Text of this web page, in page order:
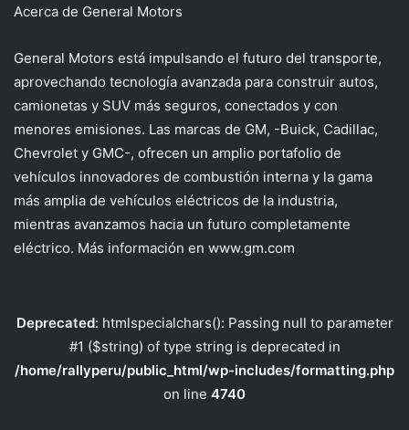
Acerca de General Motors
General Motors está impulsando el futuro del transporte,
aprovechando tecnología avanzada para construir autos,
camionetas y SUV más seguros, conectados y con
menores emisiones. Las marcas de GM, -Buick, Cadillac,
Chevrolet y GMC-, ofrecen un amplio portafolio de
vehículos innovadores de combustión interna y la gama
más amplia de vehículos eléctricos de la industria,
mientras avanzamos hacia un futuro completamente
eléctrico. Más información en www.gm.com
Deprecated: htmlspecialchars(): Passing null to parameter
#1 ($string) of type string is deprecated in
/home/rallyperu/public_html/wp-includes/formatting.php
on line 4740